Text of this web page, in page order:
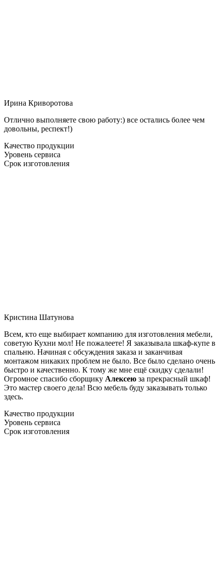
Ирина Криворотова
Отлично выполняете свою работу:) все остались более чем
довольны, респект!)
Качество продукции
Уровень сервиса
Срок изготовления
Кристина Шатунова
Всем, кто еще выбирает компанию для изготовления мебели,
советую Кухни мол! Не пожалеете! Я заказывала шкаф-купе в
спальню. Начиная с обсуждения заказа и заканчивая
монтажом никаких проблем не было. Все было сделано очень
быстро и качественно. К тому же мне ещё скидку сделали!
Огромное спасибо сборщику Алексею за прекрасный шкаф!
Это мастер своего дела! Всю мебель буду заказывать только
здесь.
Качество продукции
Уровень сервиса
Срок изготовления